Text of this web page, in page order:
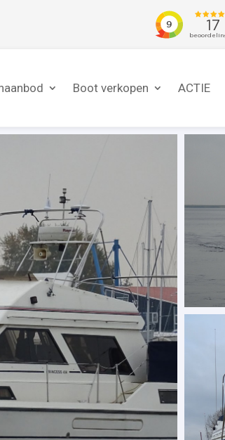
Boot verkopen ACTIE